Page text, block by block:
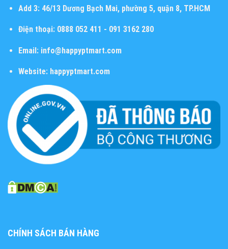
Add 3:46/13 Dương Bạch Mai, phường 5, quận 8, TP.HCM
Điện thoại:0888 052 411 - 091 3162 280
Email:info@happyptmart.com
Website: happyptmart.com
CHÍNH SÁCH BÁN HÀNG